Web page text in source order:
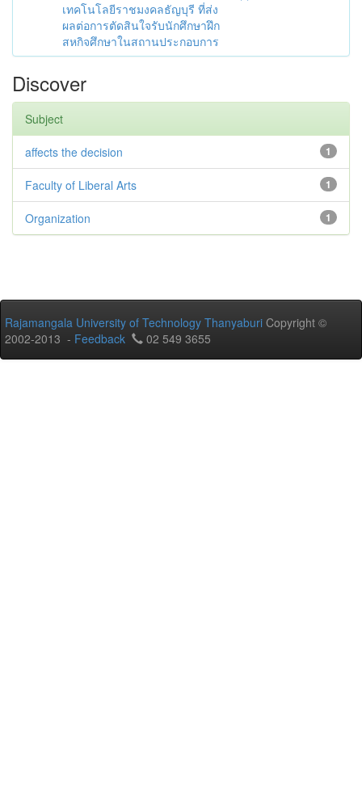
เทคโนโลยีราชมงคลธัญบุรี ที่ส่ง
ผลต่อการตัดสินใจรับนักศึกษาฝึก
สหกิจศึกษาในสถานประกอบการ
Discover
Subject
1
affects the decision
1
Faculty of Liberal Arts
1
Organization
Rajamangala University of Technology Thanyaburi Copyright ©
2002-2013 - Feedback 02 549 3655